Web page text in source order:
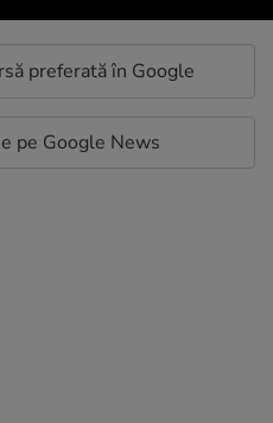
preferată în Google
pe Google News